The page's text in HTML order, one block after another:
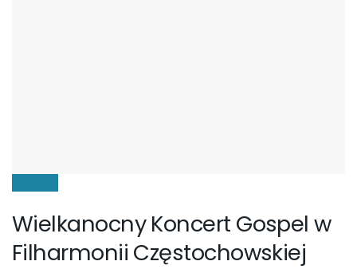
Wielkanocny Koncert Gospel w
Filharmonii Częstochowskiej